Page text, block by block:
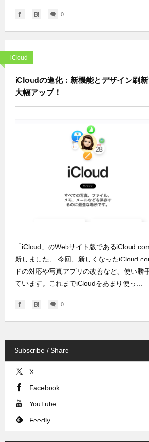
0
iCloud
iCloudの進化：新機能とデザイン刷
大幅アップ！
「iCloud」のWebサイト版である
新しました。 今回、新しくなった
ドの対応や写真アプリの改善など、使い勝
ています。これまでiCloudをあまり使っ...
0
Subscribe / Share
X
Facebook
YouTube
Feedly